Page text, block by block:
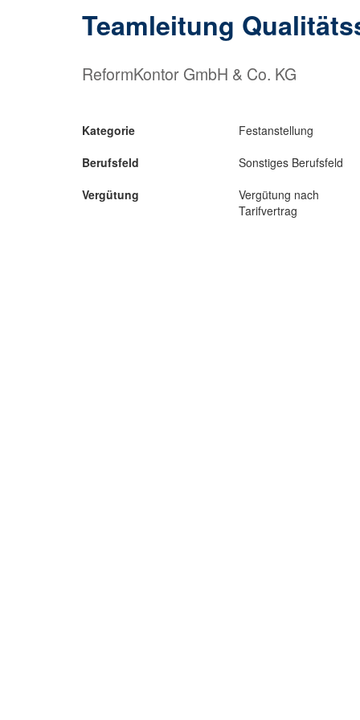
Teamleitung
ReformKontor GmbH & Co. KG
Kategorie
Berufsfeld
Vergütung
Festanstellung
Sonstiges Berufsfeld
Vergütung nach
Tarifvertrag